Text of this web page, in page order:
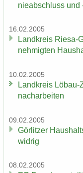
nie­ab­schluss und
16.02.2005
Land­kreis Riesa-​
neh­mig­ten
10.02.2005
Land­kreis Löbau-​
nach­ar­bei­ten
09.02.2005
Gör­lit­zer
wid­rig
08.02.2005